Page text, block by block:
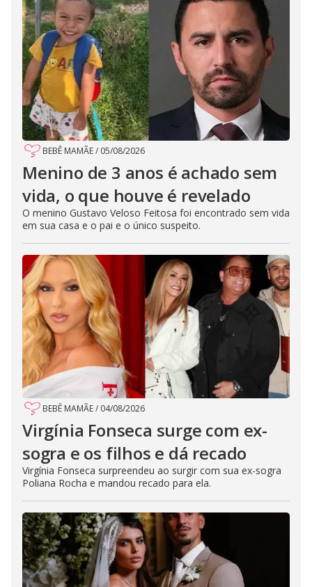
BEBÊ MAMÃE/ 05/08/2026
Menino de 3 anos é achado sem
vida, o que houve é revelado
O menino Gustavo Veloso Feitosa foi encontrado sem vida
em sua casa e o pai e o único suspeito.
BEBÊ MAMÃE/ 04/08/2026
Virgínia Fonseca surge com ex-
sogra e os filhos e dá recado
Virgínia Fonseca surpreendeu ao surgir com sua ex-sogra
Poliana Rocha e mandou recado para ela.